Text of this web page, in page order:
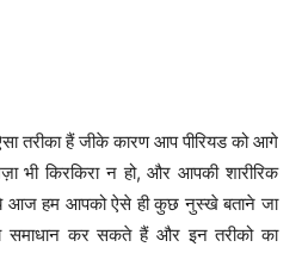
तरीका हैं जीके कारण आप पीरियड को आगे
भी किरकिरा न हो, और आपकी शारीरिक
आज हम आपको ऐसे ही कुछ नुस्खे बताने जा
समाधान कर सकते हैं और इन तरीको का